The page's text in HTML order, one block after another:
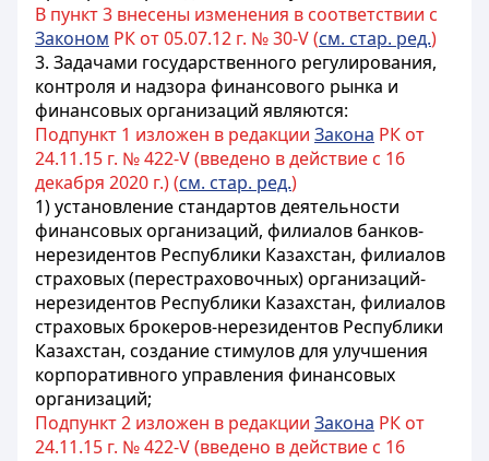
В пункт 3 внесены изменения в соответствии с
Законом РК от 05.07.12 г. № 30-V (см. стар. ред.)
3. Задачами государственного регулирования,
контроля и надзора финансового рынка и
финансовых организаций являются:
Подпункт 1 изложен в редакции Закона РК от
24.11.15 г. № 422-V (введено в действие с 16
декабря 2020 г.) (см. стар. ред.)
1)установление стандартов деятельности
финансовых организаций, филиалов банков-
нерезидентов Республики Казахстан, филиалов
страховых (перестраховочных) организаций-
нерезидентов Республики Казахстан, филиалов
страховых брокеров-нерезидентов Республики
Казахстан, создание стимулов для улучшения
корпоративного управления финансовых
организаций;
Подпункт 2 изложен в редакции Закона РК от
24.11.15 г. № 422-V (введено в действие с 16